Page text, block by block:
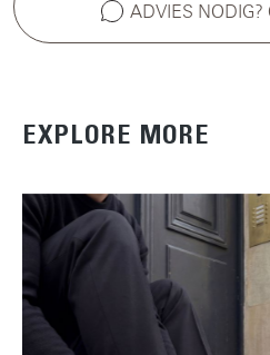
ADVIES NODIG?
EXPLORE MORE